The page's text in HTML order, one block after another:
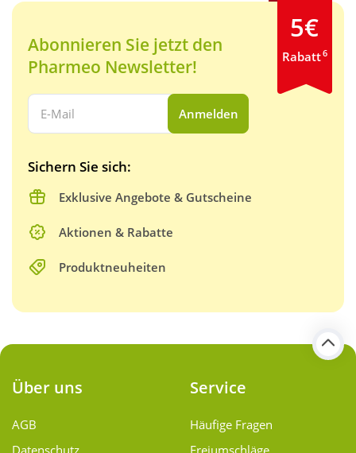
Abonnieren Sie jetzt den
Pharmeo Newsletter!
Ihre E-Mail Adresse:
Anmelden
Sichern Sie sich:
Exklusive Angebote & Gutscheine
Aktionen & Rabatte
Produktneuheiten
5€
Rabatt6
Über uns
AGB
Service
Häufige Fragen